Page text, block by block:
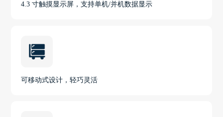
4.3 寸触摸显示屏，支持单机/并机数据显示
可移动式设计，轻巧灵活